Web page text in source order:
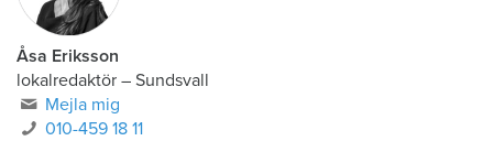
Åsa Eriksson
lokalredaktör – Sundsvall
Mejla mig
010-459 18 11